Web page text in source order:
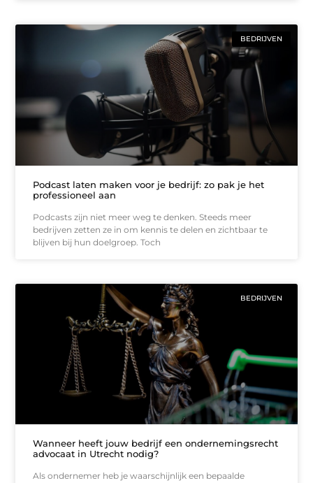
BEDRIJVEN
Podcast laten maken voor je bedrijf: zo pak je het
professioneel aan
Podcasts zijn niet meer weg te denken. Steeds meer
bedrijven zetten ze in om kennis te delen en zichtbaar te
blijven bij hun doelgroep. Toch
BEDRIJVEN
Wanneer heeft jouw bedrijf een ondernemingsrecht
advocaat in Utrecht nodig?
Als ondernemer heb je waarschijnlijk een bepaalde